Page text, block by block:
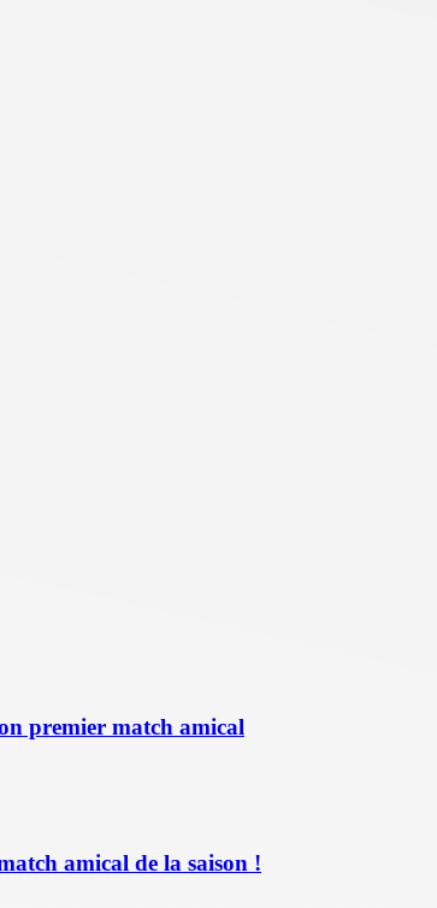
premier match amical
amical de la saison !